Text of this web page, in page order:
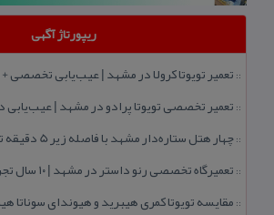
ریپورتاژ آگهی
:: تعمیر تویوتا كرولا در مشهد | عیب‌یابی تخصصی
:: تعمیر تخصصی تویوتا پرادو در مشهد | عیب‌یابی
::چهار هتل‌ ستاره‌دار مشهد با فاصله زیر 5 دقیقه تا حرم
:: تعمیرگاه تخصصی رنو داستر در مشهد | ۱۰ سال تجربه و امداد خودرو
:: مقایسه تویوتا كمری هیبرید و هیوندای سوناتا